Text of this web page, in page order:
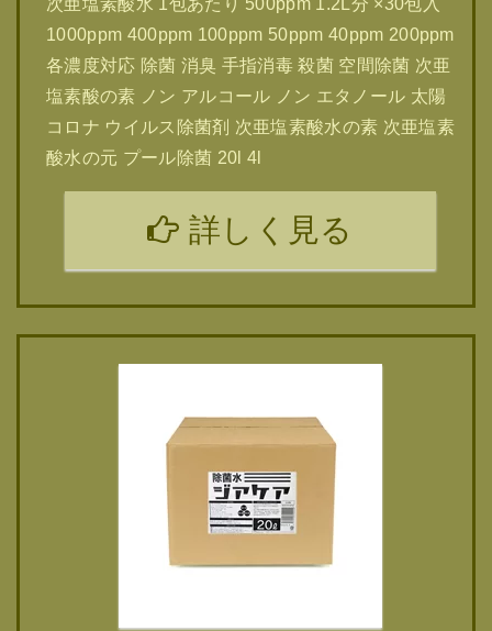
次亜塩素酸水 1包あたり 500ppm 1.2L分 ×30包入
1000ppm 400ppm 100ppm 50ppm 40ppm 200ppm
各濃度対応 除菌 消臭 手指消毒 殺菌 空間除菌 次亜
塩素酸の素 ノン アルコール ノン エタノール 太陽
コロナ ウイルス除菌剤 次亜塩素酸水の素 次亜塩素
酸水の元 プール除菌 20l 4l
詳しく見る